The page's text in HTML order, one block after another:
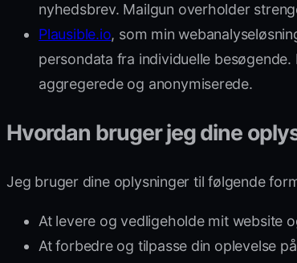
nyhedsbrev. Mailgun overholder
Plausible.io, som min
persondata fra individuelle
aggregerede og anonymiserede.
Hvordan bruger jeg dine
Jeg bruger dine oplysninger til følgende
At levere og vedligeholde mit website
At forbedre og tilpasse din oplevelse